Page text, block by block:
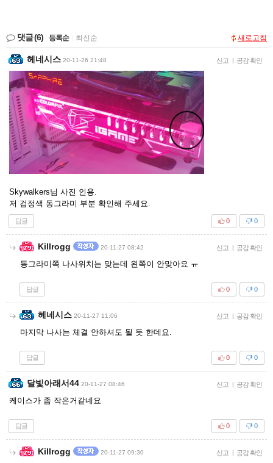
댓글(6) 등록순 최신순 새로고침
헤네시스 20-11-26 21:48 신고 | 공감 확인
Skywalkers님 사진 인용.
저 검정색 동그라미 부분 확인해 주세요.
답글 0
0
Killrogg 20-11-27 08:42 신고 | 공감 확인
동그라미쪽 나사위치는 맞는데 왼쪽이 안맞아요 ㅠ
답글 0
0
헤네시스 20-11-27 11:06 신고 | 공감 확인
마지막 나사는 체결 안하셔도 될 듯 한데요.
답글 0
0
달빛아래서44 20-11-27 08:46 신고 | 공감 확인
케이스가 좀 작은거같네요
답글 0
0
Killrogg 20-11-27 09:30 신고 | 공감 확인